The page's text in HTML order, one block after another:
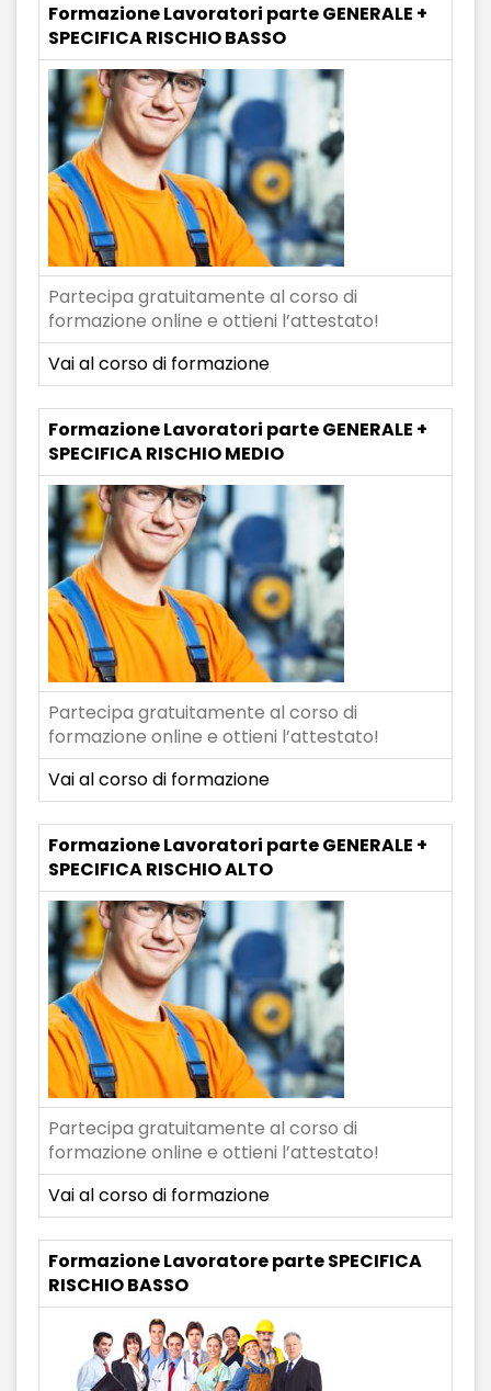
Formazione Lavoratori parte GENERALE +
SPECIFICA RISCHIO BASSO
Partecipa gratuitamente al corso di
formazione online e ottieni l’attestato!
Vai al corso di formazione
Formazione Lavoratori parte GENERALE +
SPECIFICA RISCHIO MEDIO
Partecipa gratuitamente al corso di
formazione online e ottieni l’attestato!
Vai al corso di formazione
Formazione Lavoratori parte GENERALE +
SPECIFICA RISCHIO ALTO
Partecipa gratuitamente al corso di
formazione online e ottieni l’attestato!
Vai al corso di formazione
Formazione Lavoratore parte SPECIFICA
RISCHIO BASSO